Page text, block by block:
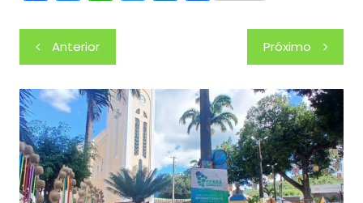
c
e
b
o
o
k
s
s
e
n
g
er
at
s
A
p
p
dI
n
Navegação
de
Post
Anterior Próximo